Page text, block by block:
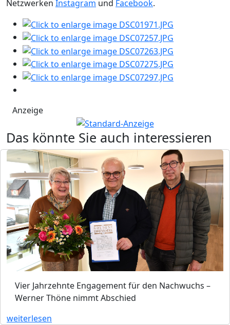
Netzwerken Instagram und Facebook.
Anzeige
Das könnte Sie auch interessieren
Vier Jahrzehnte Engagement für den Nachwuchs –
Werner Thöne nimmt Abschied
weiterlesen